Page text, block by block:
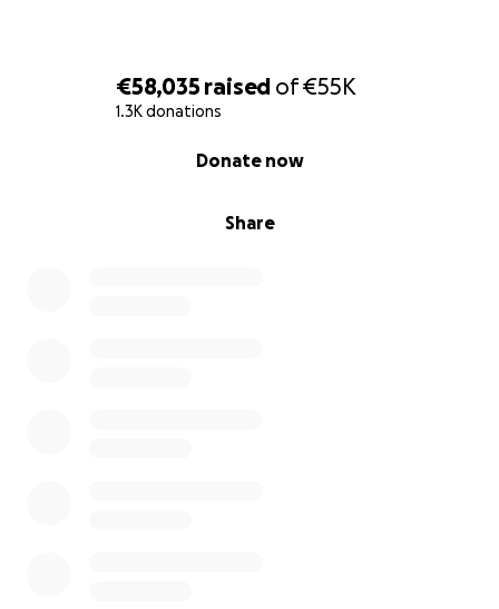
€58,035 raised of€55K
1.3K donations
Share
Donate now
schweren Zeit zur Seite stehen.